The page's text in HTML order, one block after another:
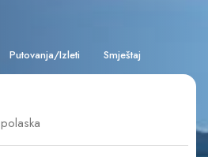
Putovanja/Izleti Smještaj